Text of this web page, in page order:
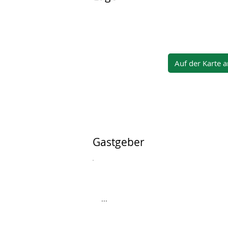
Auf der Karte
Gastgeber
...